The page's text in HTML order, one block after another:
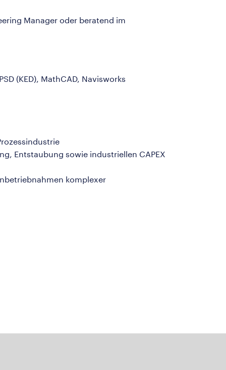
Manager oder beratend im
(KED), MathCAD, Navisworks
Entstaubung sowie industriellen CAPEX
komplexer